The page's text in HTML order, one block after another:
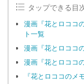
タップできる目
漫画『花とロココ
ト一覧
漫画『花とロココ
漫画『花とロココ
『花とロココのメ